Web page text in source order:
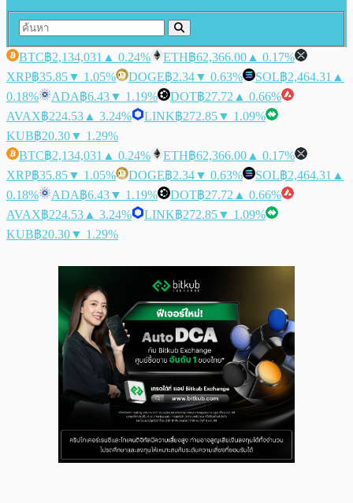
BTC฿2,134,031 ▲ 0.24% ETH฿62,366.00 ▲ 0.17%
XRP฿35.85▼ 1.05% DOGE฿2.34▼ 0.63% SOL฿2,464.31 ▲
0.18%
ADA฿6.43▼ 1.19% DOT฿27.72 ▲ 0.66%
AVAX฿224.53 ▲ 3.24% LINK฿272.85▼ 1.09%
KUB฿20.30▼ 1.29%
BTC฿2,134,031 ▲ 0.24% ETH฿62,366.00 ▲ 0.17%
XRP฿35.85▼ 1.05% DOGE฿2.34▼ 0.63% SOL฿2,464.31 ▲
0.18%
ADA฿6.43▼ 1.19% DOT฿27.72 ▲ 0.66%
AVAX฿224.53 ▲ 3.24% LINK฿272.85▼ 1.09%
KUB฿20.30▼ 1.29%